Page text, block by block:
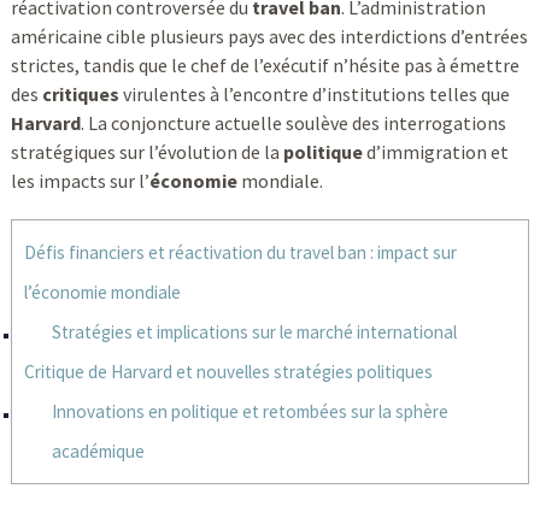
réactivation controversée du travel ban. L’administration
américaine cible plusieurs pays avec des interdictions d’entrées
strictes, tandis que le chef de l’exécutif n’hésite pas à émettre
des critiques virulentes à l’encontre d’institutions telles que
Harvard. La conjoncture actuelle soulève des interrogations
stratégiques sur l’évolution de la politiqued’immigration et
les impacts sur l’économiemondiale.
Défis financiers et réactivation du travel ban : impact sur
l’économie mondiale
Stratégies et implications sur le marché international
Critique de Harvard et nouvelles stratégies politiques
Innovations en politique et retombées sur la sphère
académique